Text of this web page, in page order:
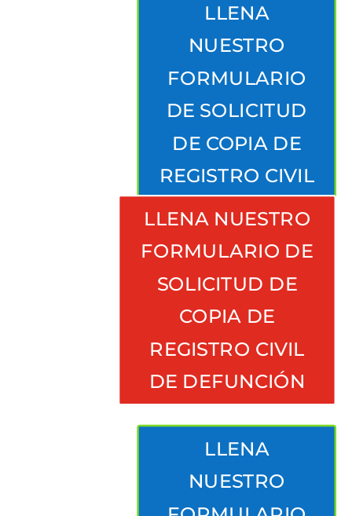
LLENA
NUESTRO
FORMULARIO
DE SOLICITUD
DE COPIA DE
REGISTRO CIVIL
DE
NACIMIENTO
LLENA NUESTRO
FORMULARIO DE
SOLICITUD DE
COPIA DE
REGISTRO CIVIL
DE DEFUNCIÓN
LLENA
NUESTRO